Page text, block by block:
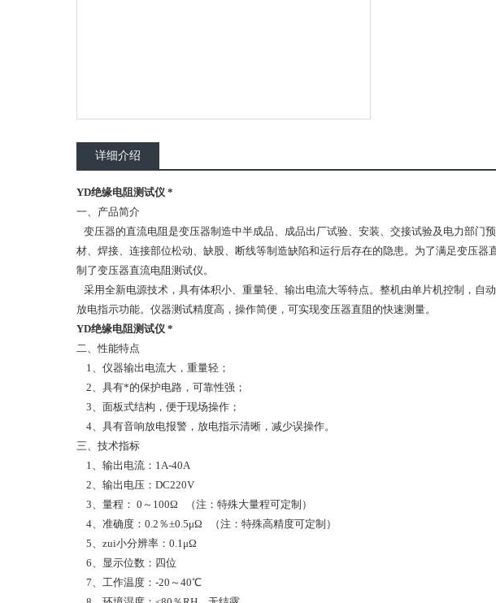
详细介绍
YD绝缘电阻测试仪 *
一、产品简介
变压器的直流电阻是变压器制造中半成品、成品出厂试验、安装、交接试验及电力部门
材、焊接、连接部位松动、缺股、断线等制造缺陷和运行后存在的隐患。为了满足变压
制了变压器直流电阻测试仪。
采用全新电源技术，具有体积小、重量轻、输出电流大等特点。整机由单片机控制，自
放电指示功能。仪器测试精度高，操作简便，可实现变压器直阻的快速测量。
YD绝缘电阻测试仪 *
二、性能特点
1、仪器输出电流大，重量轻；
2、具有*的保护电路，可靠性强；
3、面板式结构，便于现场操作；
4、具有音响放电报警，放电指示清晰，减少误操作。
三、技术指标
1、输出电流： 1A-40A
2、输出电压：DC220V
3、量程： 0～100Ω （注：特殊大量程可定制）
4、准确度：0.2％±0.5μΩ （注：特殊高精度可定制）
5、zui小分辨率：0.1μΩ
6、显示位数：四位
7、工作温度：-20～40℃